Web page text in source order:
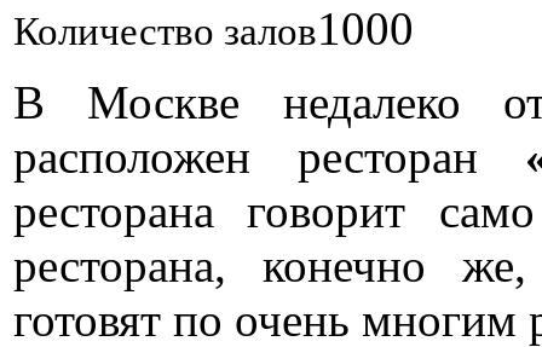
Количество залов1000
В Москве недалеко
расположен ресторан
ресторана говорит
ресторана, конечно
готовят по очень многим